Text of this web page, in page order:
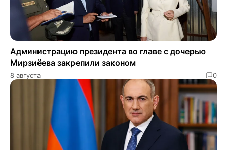
Администрацию президента во главе с дочерью
Мирзиёева закрепили законом
8 августа 0